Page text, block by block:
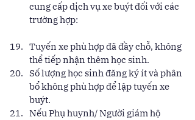
cung cấp dịch vụ xe buýt đối với các
trường hợp:
Tuyến xe phù hợp đã đầy chỗ, không
thể tiếp nhận thêm học sinh.
Số lượng học sinh đăng ký ít và phân
bổ không phù hợp để lập tuyến xe
buýt.
Nếu Phụ huynh/ Người giám hộ